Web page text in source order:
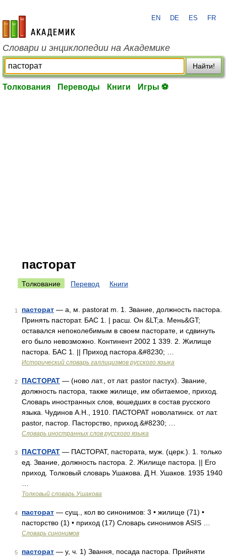
academic.ru
EN DE ES FR
Словари и энциклопедии на Академике
Найти!
Толкования Переводы Книги Игры ⚽
пасторат
Толкование Перевод Книги
1 пасторат — а, м. pastorat m. 1. Звание, должность пастора.
Принять пасторат. БАС 1. | расш. Он &LT;а. Мень&GT;
оставался непоколебимым в своем пасторате, и сдвинуть
его было невозможно. Континент 2002 1 339. 2. Жилище
пастора. БАС 1. || Приход пастора.&#8230; …
Исторический словарь галлицизмов русского языка
2 ПАСТОРАТ — (ново лат., от лат. pastor пастух). Звание,
должность пастора, также жилище, им обитаемое, приход.
Словарь иностранных слов, вошедших в состав русского
языка. Чудинов А.Н., 1910. ПАСТОРАТ новолатинск. от лат.
pastor, пастор. Пасторство, приход.&#8230; …
Словарь иностранных слов русского языка
3 ПАСТОРАТ — ПАСТОРАТ, пастората, муж. (церк.). 1. только
ед. Звание, должность пастора. 2. Жилище пастора. || Его
приход. Толковый словарь Ушакова. Д.Н. Ушаков. 1935 1940
Толковый словарь Ушакова
4 пасторат — сущ., кол во синонимов: 3 • жилище (71) •
пасторство (1) • приход (17) Словарь синонимов ASIS …
Словарь синонимов
5 пасторат — у, ч. 1) Звання, посада пастора. Прийняти